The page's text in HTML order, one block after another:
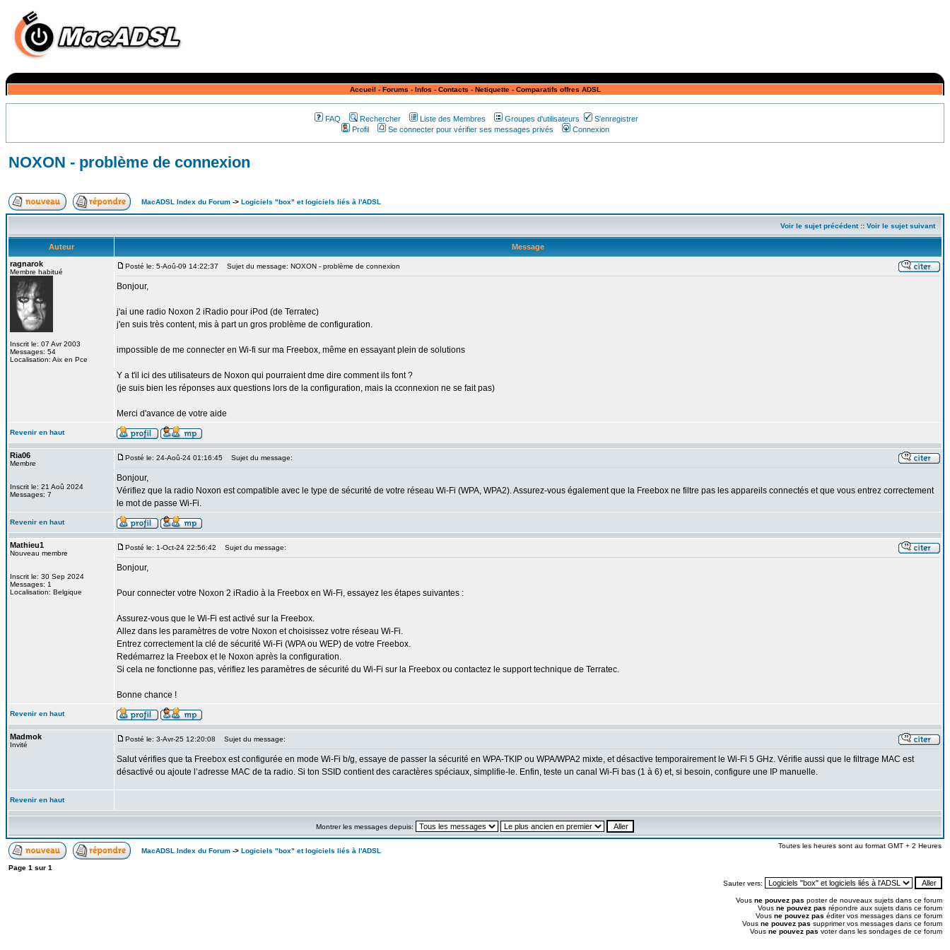
Accueil - Forums - Infos - Contacts - Netiquette- Comparatifs offres ADSL
FAQ Rechercher Liste des Membres Groupes d'utilisateurs
S'enregistrer
Profil
Se connecter pour vérifier ses messages privés Connexion
NOXON - problème de connexion
MacADSL Index du Forum -> Logiciels "box" et logiciels liés à l'ADSL
Voir le sujet précédent:: Voir le sujet suivant
Auteur
Message
ragnarok
Membre habitué
Inscrit le: 07 Avr 2003
Messages: 54
Localisation: Aix en Pce
Posté le: 5-Aoû-09 14:22:37 Sujet du message: NOXON - problème de connexion
Bonjour,
j'ai une radio Noxon 2 iRadio pour iPod (de Terratec)
j'en suis très content, mis à part un gros problème de configuration.
impossible de me connecter en Wi-fi sur ma Freebox, même en essayant plein de solutions
Y a t'il ici des utilisateurs de Noxon qui pourraient dme dire comment ils font ?
(je suis bien les réponses aux questions lors de la configuration, mais la cconnexion ne se fait pas)
Merci d'avance de votre aide
Revenir en haut
Ria06
Membre
Inscrit le: 21 Aoû 2024
Messages: 7
Posté le: 24-Aoû-24 01:16:45 Sujet du message:
Bonjour,
Vérifiez que la radio Noxon est compatible avec le type de sécurité de votre réseau Wi-Fi (WPA, WPA2). Assurez-vous également que la Freebox ne filtre pas les appareils connectés et que vous entrez correctement
le mot de passe Wi-Fi.
Revenir en haut
Mathieu1
Nouveau membre
Inscrit le: 30 Sep 2024
Messages: 1
Localisation: Belgique
Posté le: 1-Oct-24 22:56:42 Sujet du message:
Bonjour,
Pour connecter votre Noxon 2 iRadio à la Freebox en Wi-Fi, essayez les étapes suivantes :
Assurez-vous que le Wi-Fi est activé sur la Freebox.
Allez dans les paramètres de votre Noxon et choisissez votre réseau Wi-Fi.
Entrez correctement la clé de sécurité Wi-Fi (WPA ou WEP) de votre Freebox.
Redémarrez la Freebox et le Noxon après la configuration.
Si cela ne fonctionne pas, vérifiez les paramètres de sécurité du Wi-Fi sur la Freebox ou contactez le support technique de Terratec.
Bonne chance !
Revenir en haut
Madmok
Invité
Posté le: 3-Avr-25 12:20:08 Sujet du message:
Salut vérifies que ta Freebox est configurée en mode Wi-Fi b/g, essaye de passer la sécurité en WPA-TKIP ou WPA/WPA2 mixte, et désactive temporairement le Wi-Fi 5 GHz. Vérifie aussi que le filtrage MAC est
désactivé ou ajoute l’adresse MAC de ta radio. Si ton SSID contient des caractères spéciaux, simplifie-le. Enfin, teste un canal Wi-Fi bas (1 à 6) et, si besoin, configure une IP manuelle.
Revenir en haut
Montrer les messages depuis:
MacADSL Index du Forum -> Logiciels "box" et logiciels liés à l'ADSL
Toutes les heures sont au format GMT + 2 Heures
Page 1 sur 1
Sauter vers:
Vous ne pouvez pas poster de nouveaux sujets dans ce forum
Vous ne pouvez pas répondre aux sujets dans ce forum
Vous ne pouvez pas éditer vos messages dans ce forum
Vous ne pouvez pas supprimer vos messages dans ce forum
Vous ne pouvez pas voter dans les sondages de ce forum